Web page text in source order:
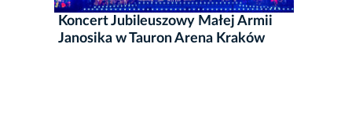
Koncert Jubileuszowy Małej Armii
Janosika w Tauron Arena Kraków